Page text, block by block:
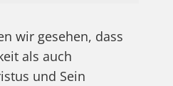
wir gesehen, dass
als auch
und Sein